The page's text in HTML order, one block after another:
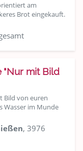
am
Brot eingekauft.
"Nur mit Bild
Bild von euren
Wasser im Munde
, 3976